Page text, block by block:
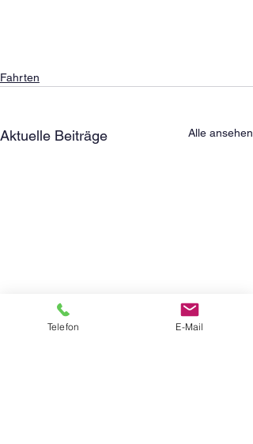
Fahrten
Aktuelle Beiträge Alle ansehen
Telefon E-Mail